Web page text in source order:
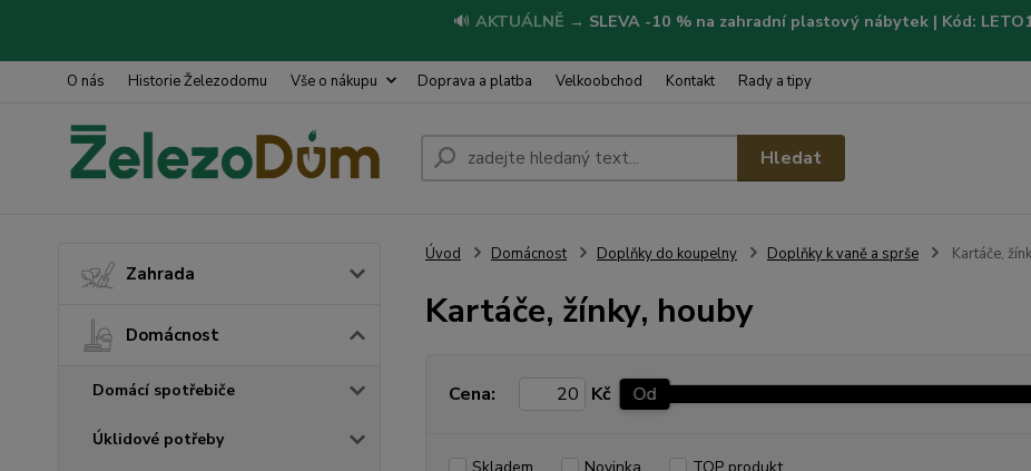
🔊 AKTUÁLNĚ → SLEVA -10 % na zahradní plastový nábytek | Kód:
O nás Historie Železodomu Vše o nákupu Doprava a platba Velkoobchod Kontakt Rady a tipy
Hledat
Zahrada
Domácnost
Domácí spotřebiče
Úklidové potřeby
Úvod Domácnost Doplňky do koupelny Doplňky k vaně a sprše Kartáče,
Kartáče, žínky, houby
Cena: Kč Od